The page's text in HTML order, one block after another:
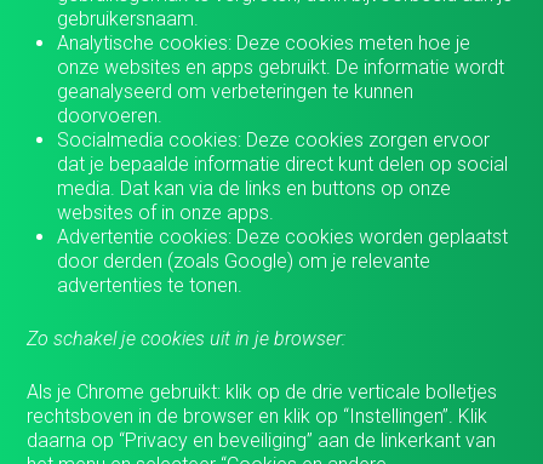
gebruikersnaam.
Analytische cookies: Deze cookies meten hoe je
onze websites en apps gebruikt. De informatie wordt
geanalyseerd om verbeteringen te kunnen
doorvoeren.
Socialmedia cookies: Deze cookies zorgen ervoor
dat je bepaalde informatie direct kunt delen op social
media. Dat kan via de links en buttons op onze
websites of in onze apps.
Advertentie cookies: Deze cookies worden geplaatst
door derden (zoals Google) om je relevante
advertenties te tonen.
Zo schakel je cookies uit in je browser:
Als je Chrome gebruikt: klik op de drie verticale bolletjes
rechtsboven in de browser en klik op “Instellingen”. Klik
daarna op “Privacy en beveiliging” aan de linkerkant van